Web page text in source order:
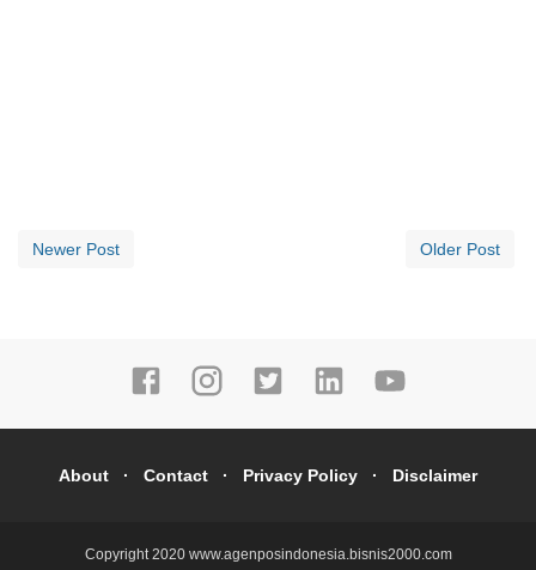
Newer Post Older Post
About Contact Privacy Policy Disclaimer
Copyright 2020 www.agenposindonesia.bisnis2000.com